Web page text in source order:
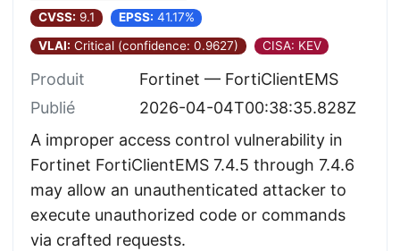
CVSS: 9.1 EPSS: 41.17%
VLAI: Critical (confidence: 0.9627) CISA: KEV
Produit
Fortinet — FortiClientEMS
Publié
2026-04-04T00:38:35.828Z
A improper access control vulnerability in
Fortinet FortiClientEMS 7.4.5 through 7.4.6
may allow an unauthenticated attacker to
execute unauthorized code or commands
via crafted requests.